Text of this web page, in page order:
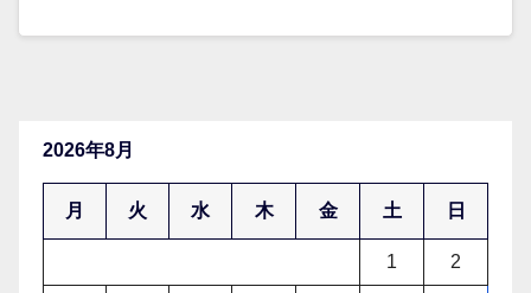
2026年8月
月 火 水 木 金 土 日
1 2